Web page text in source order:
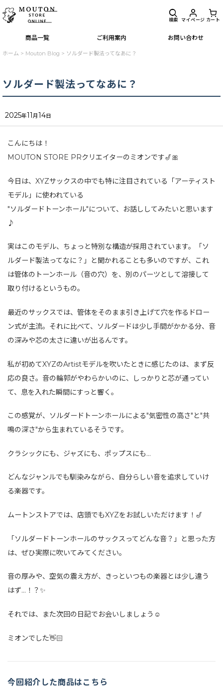
商品一覧 ご利用案内 お問い合わせ
検索 マイページ カート
ホーム > Mouton Blog > ソルダード製法ってなあに？
ソルダード製法ってなあに？
2025年11月14日
こんにちは！
MOUTON STORE PRクリエイターのミオンです🎷🎀
今日は、XYZサックスの中でも特に注目されている「アーティスト
モデル」に使われている
"ソルダードトーンホール"について、お話ししてみたいと思います
♪
実はこのモデル、ちょっと特別な構造が採用されています。「ソ
ルダード製法ってなに？」と聞かれることも多いのですが、これ
は管体のトーンホール（音の穴）を、別のパーツとして溶接して
取り付けるというもの。
最近のサックスでは、管体をそのまま引き上げて穴を作るドロー
ン式が主流。それに比べて、ソルダードは少し手間がかかる分、音
の深みや芯の太さに違いが出るんです。
私が初めてXYZのArtistモデルを吹いたときに感じたのは、まず反
応の良さ。音の輪郭がやわらかいのに、しっかりと芯が通ってい
て、息を入れた瞬間にすっと響く。
この感覚が、ソルダードトーンホールによる"気密性の高さ"と"共
鳴の深さ"から生まれているそうです。
クラシックにも、ジャズにも、ポップスにも…
どんなジャンルでも馴染みながら、自分らしい音を追求していけ
る楽器です。
ムートンストアでは、店頭でもXYZをお試しいただけます！🎷
「ソルダードトーンホールのサックスってどんな音？」と思った方
は、ぜひ実際に吹いてみてください。
音の厚みや、空気の震え方が、きっといつもの楽器とは少し違う
はず…！？✨
それでは、また次回の日記でお会いしましょう☺︎
ミオンでした👋🏻
今回紹介した商品はこちら